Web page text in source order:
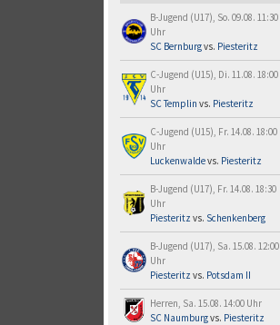
B-Jugend (U17), So. 09.08. 11:30
Uhr
SC Bernburgvs. Piesteritz
C-Jugend (U15), Di. 11.08. 18:00
Uhr
SC Templin vs. Piesteritz
C-Jugend (U15), Fr. 14.08. 18:00
Uhr
Luckenwaldevs. Piesteritz
B-Jugend (U17), Fr. 14.08. 18:30
Uhr
Piesteritz vs. Schenkenberg
B-Jugend (U17), Sa. 15.08. 12:00
Uhr
Piesteritz vs. Potsdam II
Herren, Sa. 15.08. 14:00 Uhr
SC Naumburgvs. Piesteritz